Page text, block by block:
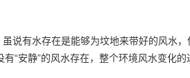
说有水存在是能够为坟地来带好的风水
“安静”的风水存在，整个环境风水变化